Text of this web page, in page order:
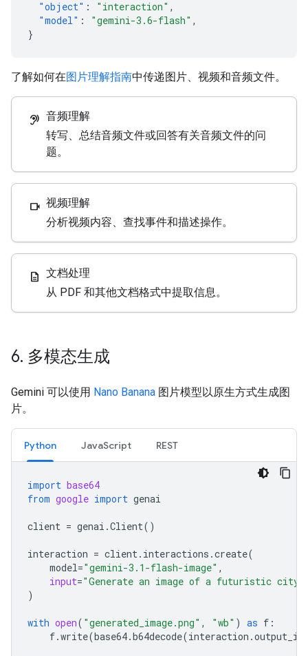
"object" : "interaction" ,
"model" : "gemini-3.6-flash" ,
}
了解如何在图片理解指南中传递图片、视频和音频文件。
hearing 音频理解
转写、总结音频文件或回答有关音频文件的问
题。
videocam 视频理解
分析视频内容、查找事件和描述操作。
description 文档处理
从 PDF 和其他文档格式中提取信息。
6. 多模态生成
Gemini 可以使用 Nano Banana 图片模型以原生方式生成图
片。
Python JavaScript REST
import base64
from google import genai
client = genai .Client()
interaction = client. interactions .create(
model="gemini-3.1-flash-image" ,
input="Generate an image of a futuristic city
)
with open( "generated_image.png" , "wb" ) as f :
f.write(base64.b64decode(interaction .